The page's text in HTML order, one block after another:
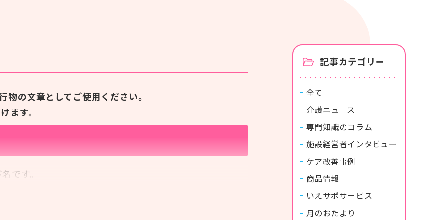
物の文章としてご使用ください。
ます。
です。
記事カテゴリー
全て
介護ニュース
専門知識のコラム
施設経営者インタビュー
ケア改善事例
商品情報
いえサポサービス
月のおたより